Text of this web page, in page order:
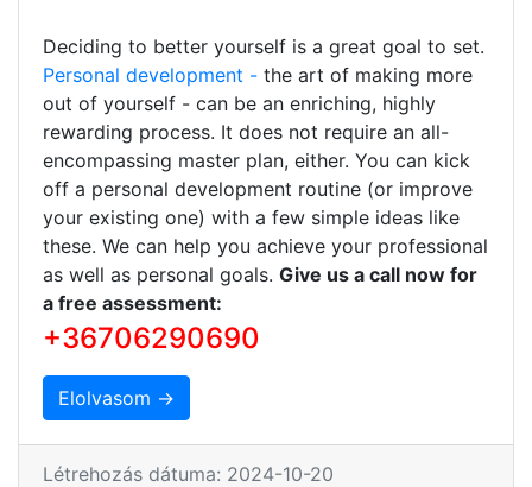
Deciding to better yourself is a great goal to set.
Personal development - the art of making more
out of yourself - can be an enriching, highly
rewarding process. It does not require an all-
encompassing master plan, either. You can kick
off a personal development routine (or improve
your existing one) with a few simple ideas like
these. We can help you achieve your professional
as well as personal goals. Give us a call now for
a free assessment:
+36706290690
Elolvasom →
Létrehozás dátuma: 2024-10-20